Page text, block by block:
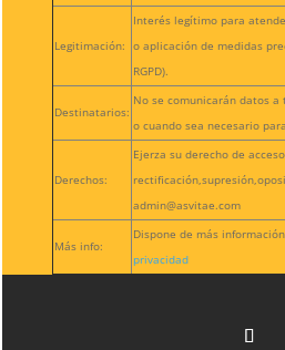
Legitimación:
Interés legítimo para
o aplicación de medidas
RGPD).
Destinatarios:
No se comunicarán datos
o cuando sea necesario
Derechos:
Ejerza su derecho de acceso,
admin@asvitae.com
Más info:
Dispone de más
privacidad